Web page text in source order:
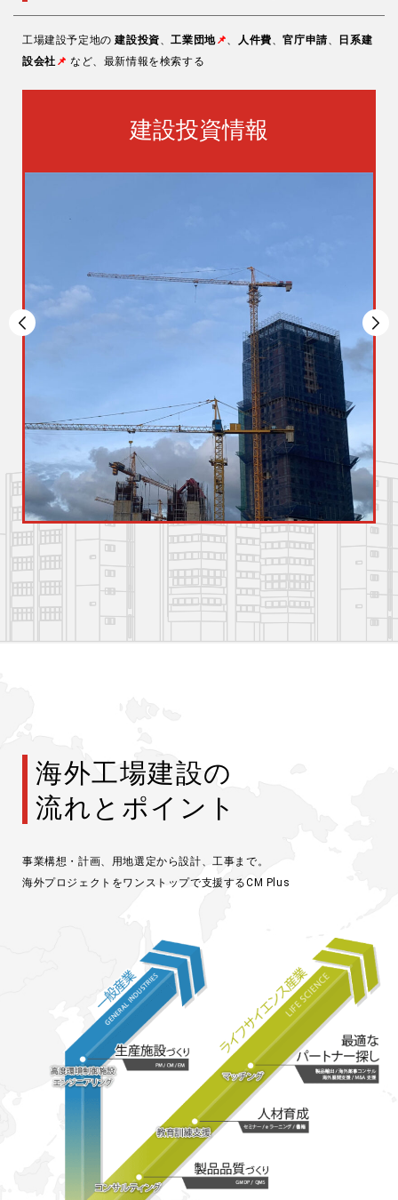
工場建設予定地の建設投資 工業団地 📌 人件費 、官庁申請 日系建
設会社 📌 など、最新情報を検索する
建設投資情報
海外工場建設の
流れとポイント
事業構想・計画、用地選定から設計、工事まで。
海外プロジェクトをワンストップで支援するCM Plus